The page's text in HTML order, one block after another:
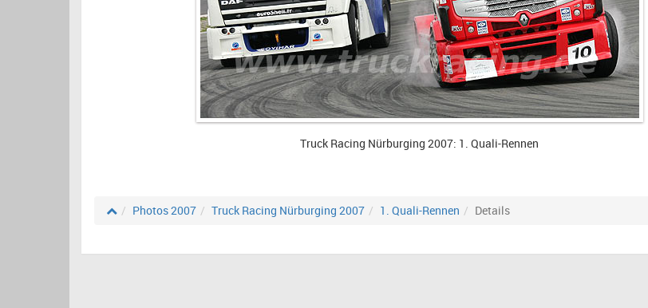
Truck Racing Nürburging 2007: 1. Quali-Rennen
Photos 2007 Truck Racing Nürburging 2007 1. Quali-Rennen Details